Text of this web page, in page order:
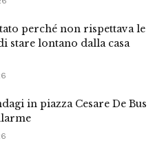
perché non rispettava le
stare lontano dalla casa
in piazza Cesare De Bus